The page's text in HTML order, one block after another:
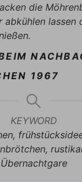
die
abkühlen lassen
1967
KEYWORD
Übernachtgare